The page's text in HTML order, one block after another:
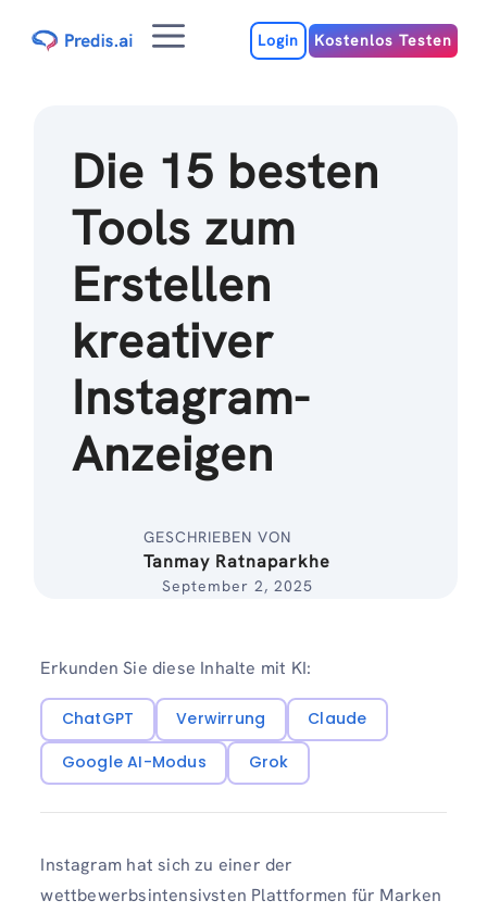
Inhalt
MenuLogin Kostenlos Testen
Die 15 besten
Tools zum
Erstellen
kreativer
Instagram-
Anzeigen
GESCHRIEBEN VON
Tanmay Ratnaparkhe
September 2, 2025
Erkunden Sie diese Inhalte mit KI:
ChatGPT Verwirrung
Claude
Google AI-Modus
Grok
Instagram hat sich zu einer der
wettbewerbsintensivsten Plattformen für Marken